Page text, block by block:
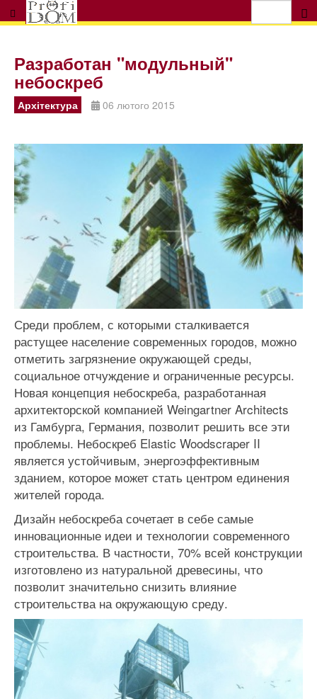
Разработан "модульный"
небоскреб
Архітектура 06 лютого 2015
Среди проблем, с которыми сталкивается
растущее население современных городов, можно
отметить загрязнение окружающей среды,
социальное отчуждение и ограниченные ресурсы.
Новая концепция небоскреба, разработанная
архитекторской компанией Weingartner Architects
из Гамбурга, Германия, позволит решить все эти
проблемы. Небоскреб Elastic Woodscraper II
является устойчивым, энергоэффективным
зданием, которое может стать центром единения
жителей города.
Дизайн небоскреба сочетает в себе самые
инновационные идеи и технологии современного
строительства. В частности, 70% всей конструкции
изготовлено из натуральной древесины, что
позволит значительно снизить влияние
строительства на окружающую среду.